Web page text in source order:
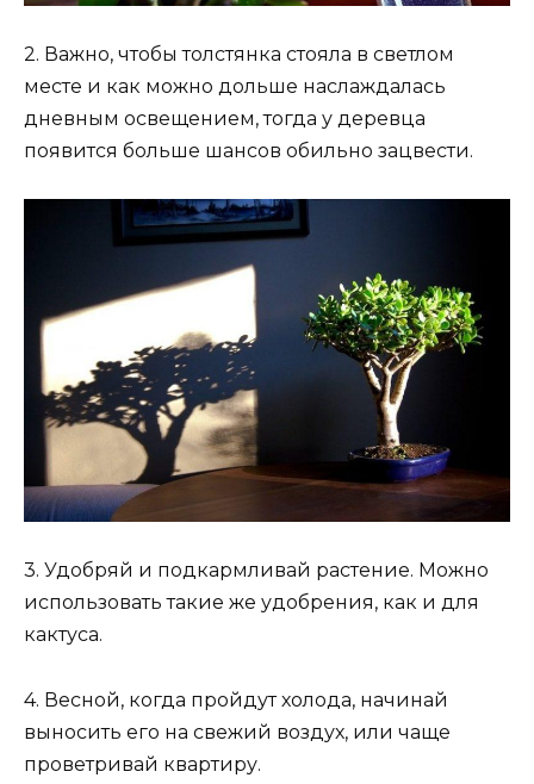
2. Важно, чтобы толстянка стояла в светлом
месте и как можно дольше наслаждалась
дневным освещением, тогда у деревца
появится больше шансов обильно зацвести.
3. Удобряй и подкармливай растение. Можно
использовать такие же удобрения, как и для
кактуса.
4. Весной, когда пройдут холода, начинай
выносить его на свежий воздух, или чаще
проветривай квартиру.